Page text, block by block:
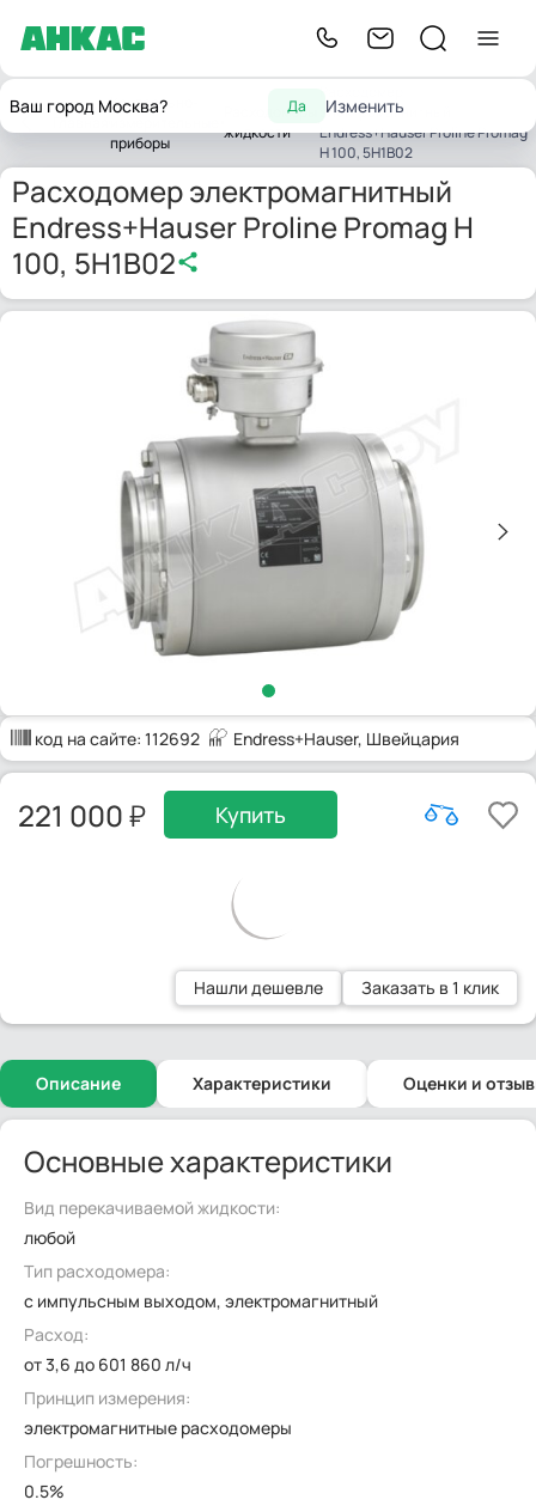
Ваш город Москва? Да Изменить
Главная
Контрольно-
приборы
Расходомеры
жидкости
электромагнитный
Endress+Hauser Proline Promag
H 100, 5H1B02
Расходомер электромагнитный
Endress+Hauser Proline Promag H
100, 5H1B02
код на сайте: 112692 Endress+Hauser, Швейцария
221 000 Купить
Нашли дешевле Заказать в 1 клик
Описание Характеристики Оценки и
Основные характеристики
Вид перекачиваемой жидкости:
любой
Тип расходомера:
с импульсным выходом, электромагнитный
Расход:
от 3,6 до 601 860 л/ч
Принцип измерения:
электромагнитные расходомеры
Погрешность:
0.5%